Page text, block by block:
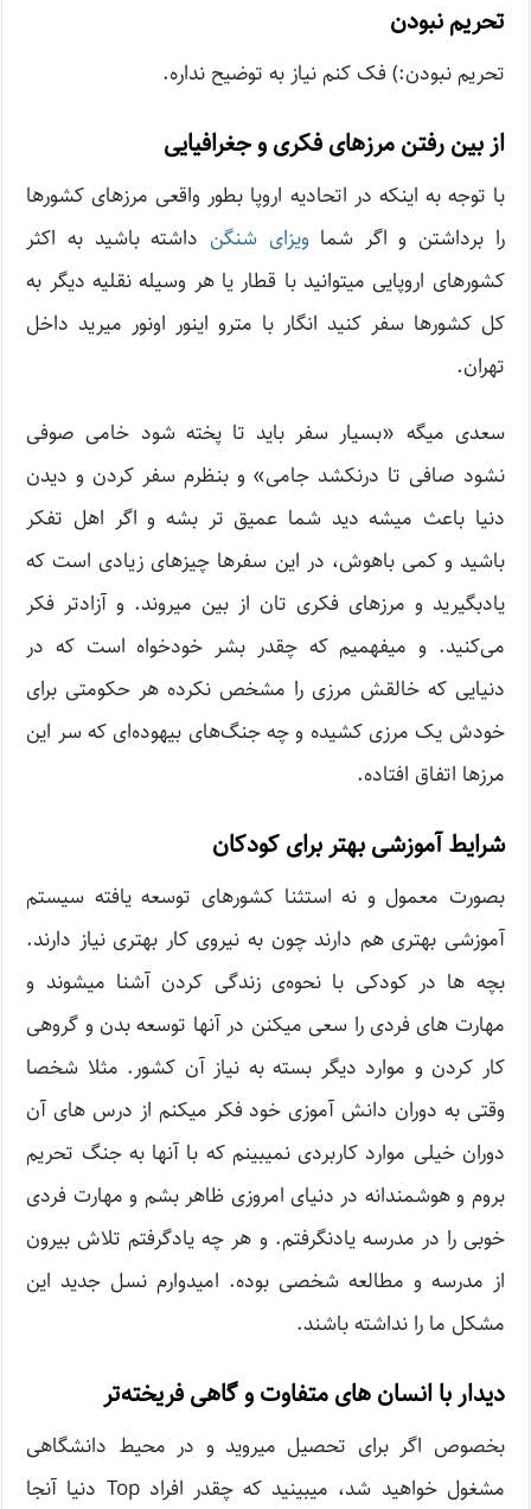
تحریم نبودن
تحریم نبودن:) فک کنم نیاز به توضیح نداره.
از بین رفتن مرزهای فکری و جغرافیایی
با توجه به اینکه در اتحادیه اروپا بطور واقعی مرزهای کشورها
را برداشتن و اگر شما ویزای شنگن داشته باشید به اکثر
کشورهای اروپایی میتوانید با قطار یا هر وسیله نقلیه دیگر به
کل کشورها سفر کنید انگار با مترو اینور اونور میرید داخل
تهران.
سعدی میگه «بسیار سفر باید تا پخته شود خامی صوفی
نشود صافی تا درنکشد جامی» و بنظرم سفر کردن و دیدن
دنیا باعث میشه دید شما عمیق تر بشه و اگر اهل تفکر
باشید و کمی باهوش، در این سفرها چیزهای زیادی است که
یادبگیرید و مرزهای فکری تان از بین میروند. و آزادتر فکر
می‌کنید. و میفهمیم که چقدر بشر خودخواه است که در
دنیایی که خالقش مرزی را مشخص نکرده هر حکومتی برای
خودش یک مرزی کشیده و چه جنگ‌های بیهوده‌ای که سر این
مرزها اتفاق افتاده.
شرایط آموزشی بهتر برای کودکان
بصورت معمول و نه استثنا کشورهای توسعه یافته سیستم
آموزشی بهتری هم دارند چون به نیروی کار بهتری نیاز دارند.
بچه ها در کودکی با نحوه‌ی زندگی کردن آشنا میشوند و
مهارت های فردی را سعی میکنن در آنها توسعه بدن و گروهی
کار کردن و موارد دیگر بسته به نیاز آن کشور. مثلا شخصا
وقتی به دوران دانش آموزی خود فکر میکنم از درس های آن
دوران خیلی موارد کاربردی نمیبینم که با آنها به جنگ تحریم
بروم و هوشمندانه در دنیای امروزی ظاهر بشم و مهارت فردی
خوبی را در مدرسه یادنگرفتم. و هر چه یادگرفتم تلاش بیرون
از مدرسه و مطالعه شخصی بوده. امیدوارم نسل جدید این
مشکل ما را نداشته باشند.
دیدار با انسان های متفاوت و گاهی فریخته‌تر
بخصوص اگر برای تحصیل میروید و در محیط دانشگاهی
مشغول خواهید شد، میبینید که چقدر افراد Top دنیا آنجا